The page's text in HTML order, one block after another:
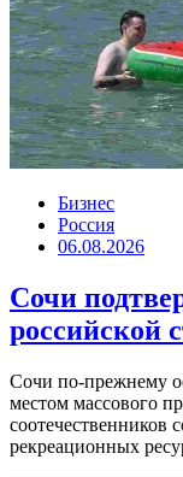
Бизнес
Россия
06.08.2026
Сочи
российской
Сочи по-прежнему
местом массового
соотечественников
рекреационных